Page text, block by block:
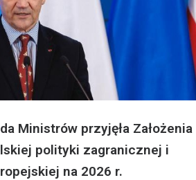
Ministrów przyjęła Założenia
polityki zagranicznej i
na 2026 r.